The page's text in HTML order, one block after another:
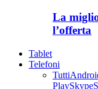
La
l’offerta
Tablet
Telefoni
Tutti
PlaySkype